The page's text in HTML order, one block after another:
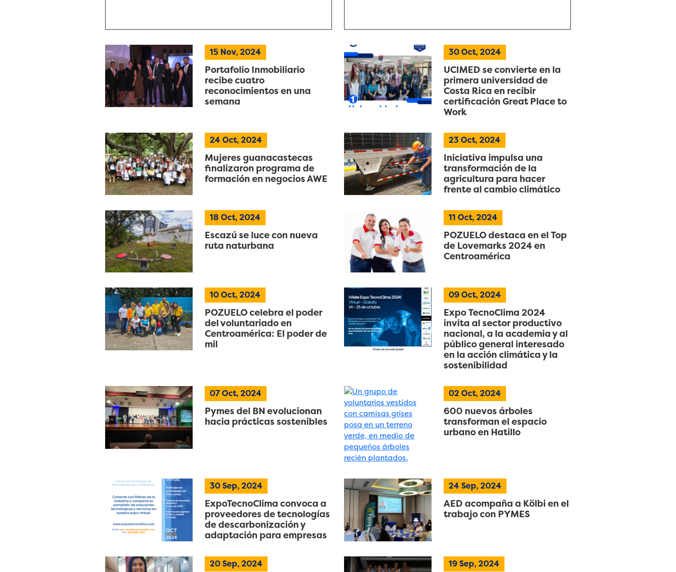
15 Nov, 2024
Portafolio Inmobiliario
recibe cuatro
reconocimientos en una
semana
30Oct, 2024
UCIMED se convierte en la
primera universidad de
Costa Rica en recibir
certificación Great Place to
Work
24Oct, 2024
Mujeres guanacastecas
finalizaron programa de
formación en negocios AWE
23Oct, 2024
Iniciativa impulsa una
transformación de la
agricultura para hacer
frente al cambio climático
18 Oct, 2024
Escazú se luce con nueva
ruta naturbana
11 Oct, 2024
POZUELO destaca en el Top
de Lovemarks 2024 en
Centroamérica
10Oct, 2024
POZUELO celebra el poder
del voluntariado en
Centroamérica: El poder de
mil
09Oct, 2024
Expo TecnoClima 2024
invita al sector productivo
nacional, a la academia y al
público general interesado
en la acción climática y la
sostenibilidad
07Oct, 2024
Pymes del BN evolucionan
hacia prácticas sostenibles
02Oct, 2024
600 nuevos árboles
transforman el espacio
urbano en Hatillo
30Sep, 2024
ExpoTecnoClima convoca a
proveedores de tecnologías
de descarbonización y
adaptación para empresas
24Sep, 2024
AED acompaña a Kölbi en el
trabajo con PYMES
20Sep, 2024 19Sep, 2024